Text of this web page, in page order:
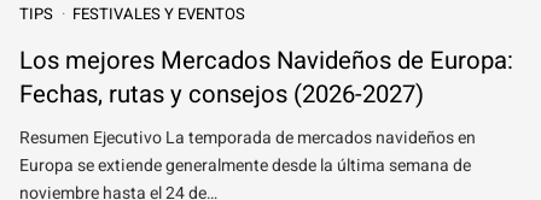
TIPS FESTIVALES Y EVENTOS
Los mejores Mercados Navideños de Europa:
Fechas, rutas y consejos (2026-2027)
Resumen Ejecutivo La temporada de mercados navideños en
Europa se extiende generalmente desde la última semana de
noviembre hasta el 24 de…